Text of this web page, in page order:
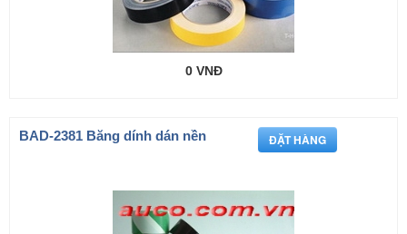
0 VNĐ
BAD-2381 Băng dính dán nền